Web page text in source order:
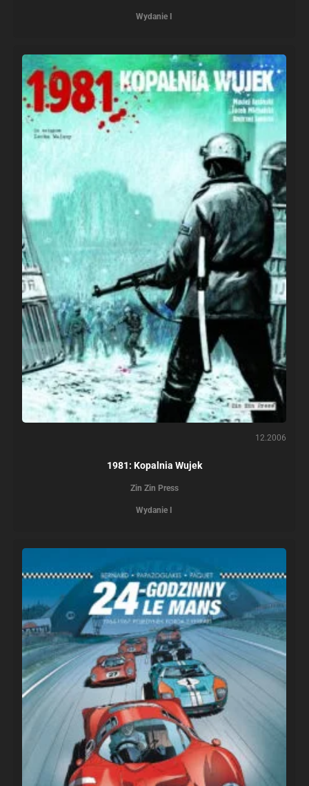
Wydanie I
12.2006
1981: Kopalnia Wujek
Zin Zin Press
Wydanie I